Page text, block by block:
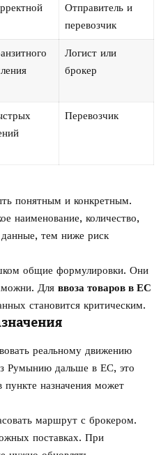
Отправитель и
перевозчик
Логист или
брокер
Перевозчик
понятным и конкретным.
наименование, количество,
тем ниже риск
общие формулировки. Они
Для ввоза товаров в ЕС
становится критическим.
реальному движению
Румынию дальше в ЕС, это
назначения может
маршрут с брокером.
поставках. При